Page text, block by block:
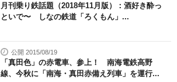
月刊乗り鉄話題（2018年11月版）：酒好き酔っ
といで〜 しなの鉄道「ろくもん」...
公開 2015/08/19
「真田色」の赤電車、参上！ 南海電鉄高野
線、今秋に「南海・真田赤備え列車」を運行...